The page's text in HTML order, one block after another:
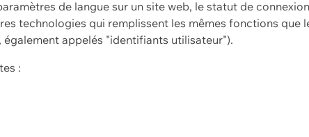
de langue sur un site web, le statut de
technologies qui remplissent les mêmes fonctions que
appelés "identifiants utilisateur").
: